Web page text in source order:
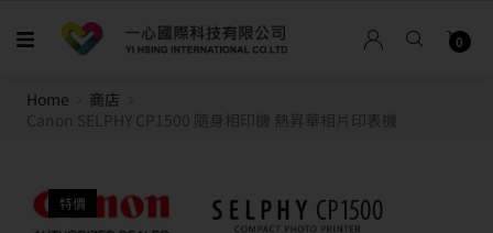
0
Home
商店
Canon SELPHY CP1500 隨身相印機 熱昇華相片印表機
特價